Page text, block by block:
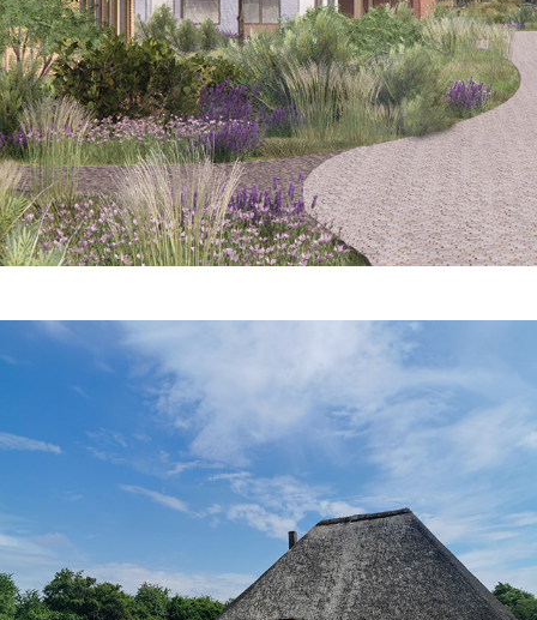
Byggeskik & Projektledelse